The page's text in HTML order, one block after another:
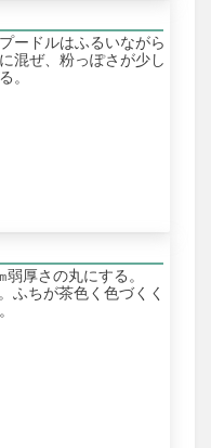
ードルはふるいながら
混ぜ、粉っぽさが少し
。
厚さの丸にする。
ふちが茶色く色づくく